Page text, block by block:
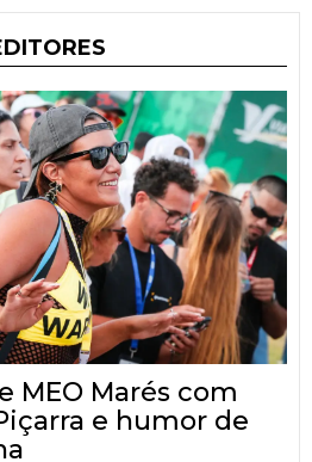
MEO Marés com
e humor de